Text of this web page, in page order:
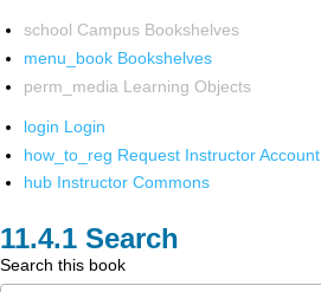
school Campus Bookshelves
menu_book Bookshelves
perm_media Learning Objects
login Login
how_to_reg Request Instructor Account
hub Instructor Commons
Search
Search this book